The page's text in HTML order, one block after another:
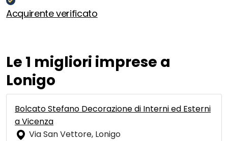
Acquirente verificato
Le 1 migliori imprese a
Lonigo
Bolcato Stefano Decorazione di Interni ed Esterni
a Vicenza
Via San Vettore, Lonigo